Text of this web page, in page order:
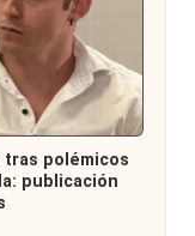
tras polémicos
publicación